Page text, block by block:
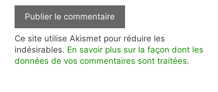
Ce site utilise Akismet pour réduire les
indésirables. En savoir plus sur la façon dont les
données de vos commentaires sont traitées.